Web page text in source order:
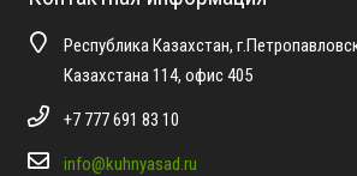
Республика Казахстан,
Казахстана 114, офис 405
+7 777 691 83 10
info@kuhnyasad.ru